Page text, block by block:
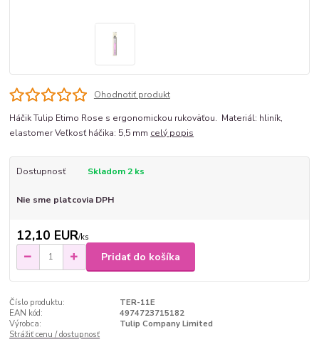
Ohodnotiť produkt
Háčik Tulip Etimo Rose s ergonomickou rukoväťou. Materiál: hliník,
elastomer Veľkosť háčika: 5,5 mm celý popis
Dostupnosť Skladom 2 ks
Nie sme platcovia DPH
12,10 EUR/ks
Pridať do košíka
Číslo produktu:
TER-11E
EAN kód:
4974723715182
Výrobca:
Tulip Company Limited
Strážiť cenu / dostupnosť